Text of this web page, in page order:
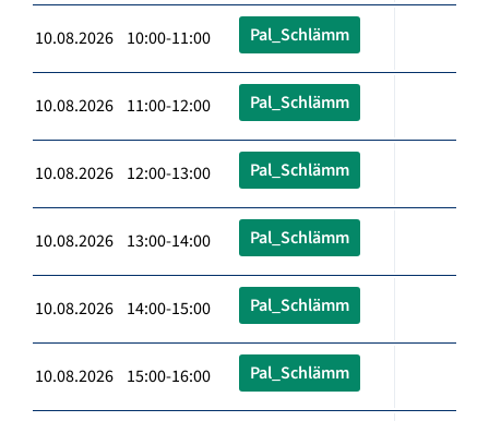
10.08.2026 10:00-11:00 Pal_Schlämm
10.08.2026 11:00-12:00 Pal_Schlämm
10.08.2026 12:00-13:00 Pal_Schlämm
10.08.2026 13:00-14:00 Pal_Schlämm
10.08.2026 14:00-15:00 Pal_Schlämm
10.08.2026 15:00-16:00 Pal_Schlämm